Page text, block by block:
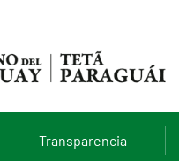
Transparencia